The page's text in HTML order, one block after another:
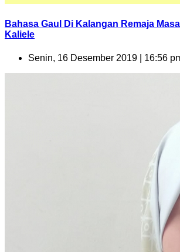
Bahasa Gaul Di Kalangan Remaja
Kaliele
Senin, 16 Desember 2019 | 16:56